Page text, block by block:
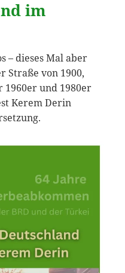
im
– dieses Mal aber
Straße von 1900,
1960er und 1980er
Kerem Derin